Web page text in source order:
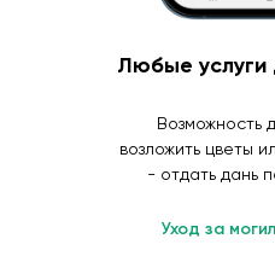
Любые услуги
Возможность
возложить цветы
- отдать дань
Уход за